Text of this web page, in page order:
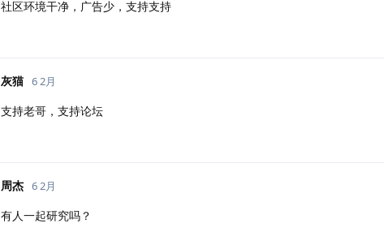
社区环境干净，广告少，支持支持
灰猫 6 2月
支持老哥，支持论坛
周杰 6 2月
有人一起研究吗？